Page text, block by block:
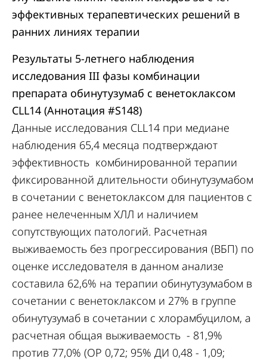
эффективных терапевтических решений в
ранних линиях терапии
Результаты 5-летнего наблюдения
исследования III фазы комбинации
препарата обинутузумаб с венетоклаксом
CLL14 (Аннотация #S148)
Данные исследования CLL14 при медиане
наблюдения 65,4 месяца подтверждают
эффективность комбинированной терапии
фиксированной длительности обинутузумабом
в сочетании с венетоклаксом для пациентов с
ранее нелеченным ХЛЛ и наличием
сопутствующих патологий. Расчетная
выживаемость без прогрессирования (ВБП) по
оценке исследователя в данном анализе
составила 62,6% на терапии обинутузумабом в
сочетании с венетоклаксом и 27% в группе
обинутузумаб в сочетании с хлорамбуцилом, а
расчетная общая выживаемость - 81,9%
против 77,0% (ОР 0,72; 95% ДИ 0,48 - 1,09;